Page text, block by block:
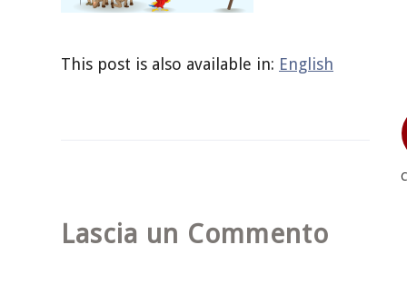
This post is also available in: English
Lascia un Commento